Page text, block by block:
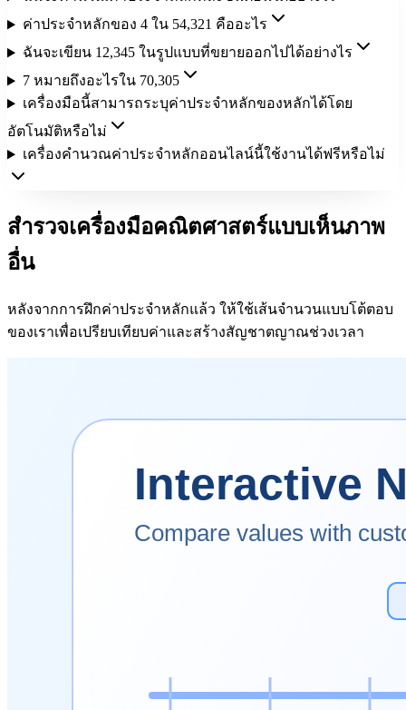
ค่าประจำหลักของ 4 ใน 54,321 คืออะไร
ฉันจะเขียน 12,345 ในรูปแบบที่ขยายออกไปได้อย่างไร
7 หมายถึงอะไรใน 70,305
เครื่องมือนี้สามารถระบุค่าประจำหลักของหลักได้โดย
อัตโนมัติหรือไม่
เครื่องคำนวณค่าประจำหลักออนไลน์นี้ใช้งานได้ฟรีหรือไม่
สำรวจเครื่องมือคณิตศาสตร์แบบเห็นภาพ
อื่น
หลังจากการฝึกค่าประจำหลักแล้ว ให้ใช้เส้นจำนวนแบบโต้ตอบ
ของเราเพื่อเปรียบเทียบค่าและสร้างสัญชาตญาณช่วงเวลา